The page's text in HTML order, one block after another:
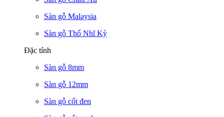
Sàn gỗ Malaysia
Sàn gỗ Thổ Nhĩ Kỳ
Đặc tính
Sàn gỗ 8mm
Sàn gỗ 12mm
Sàn gỗ cốt đen